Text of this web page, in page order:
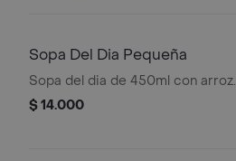
Sopa Del Dia Pequeña
Sopa del dia de 450ml con arroz.
$ 14.000